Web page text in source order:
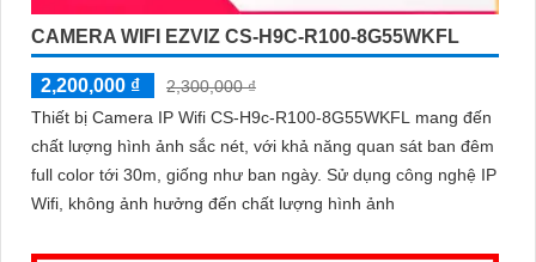
CAMERA WIFI EZVIZ CS-H9C-R100-8G55WKFL
2,200,000 ₫
2,300,000 ₫
Thiết bị Camera IP Wifi CS-H9c-R100-8G55WKFL mang đến
chất lượng hình ảnh sắc nét, với khả năng quan sát ban đêm
full color tới 30m, giống như ban ngày. Sử dụng công nghệ IP
Wifi, không ảnh hưởng đến chất lượng hình ảnh